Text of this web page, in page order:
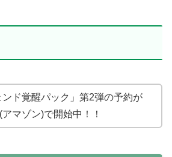
ンド覚醒パック」第2弾の予約が
マゾン)で開始中！！